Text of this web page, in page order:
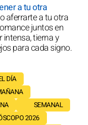
a tu otra
aferrarte a tu otra
juntos en
tierna y
para cada signo.
DÍA
SEMANAL
2026